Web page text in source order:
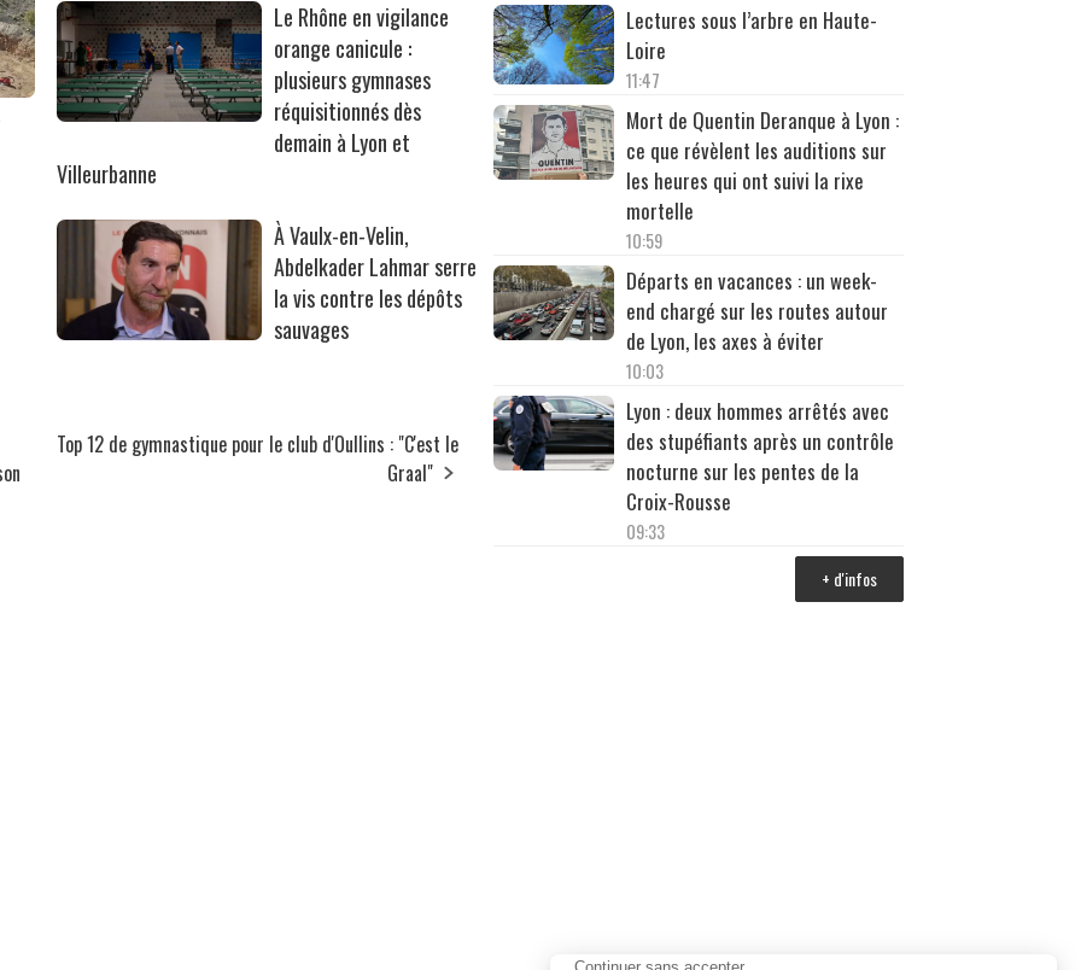
Le Rhône en vigilance
orange canicule :
plusieurs gymnases
réquisitionnés dès
demain à Lyon et
Villeurbanne
À Vaulx-en-Velin,
Abdelkader Lahmar serre
la vis contre les dépôts
sauvages
Top 12 de gymnastique pour le club d'Oullins : "C'est le
Graal"
Lectures sous l’arbre en Haute-
Loire
11:47
Mort de Quentin Deranque à Lyon :
ce que révèlent les auditions sur
les heures qui ont suivi la rixe
mortelle
10:59
Départs en vacances : un week-
end chargé sur les routes autour
de Lyon, les axes à éviter
10:03
Lyon : deux hommes arrêtés avec
des stupéfiants après un contrôle
nocturne sur les pentes de la
Croix-Rousse
09:33
+ d'infos